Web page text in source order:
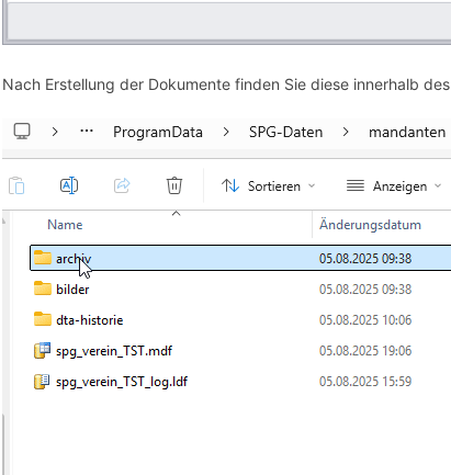
Nach Erstellung der Dokumente finden Sie diese innerhalb des